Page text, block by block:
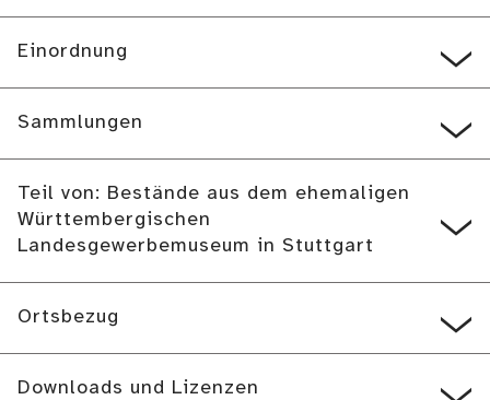
Einordnung
Sammlungen
Teil von: Bestände aus dem ehemaligen
Württembergischen
Landesgewerbemuseum in Stuttgart
Ortsbezug
Downloads und Lizenzen